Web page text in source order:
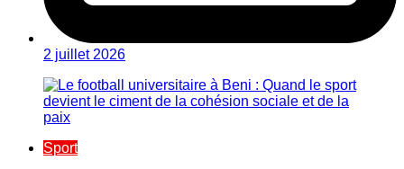
2 juillet 2026
Sport